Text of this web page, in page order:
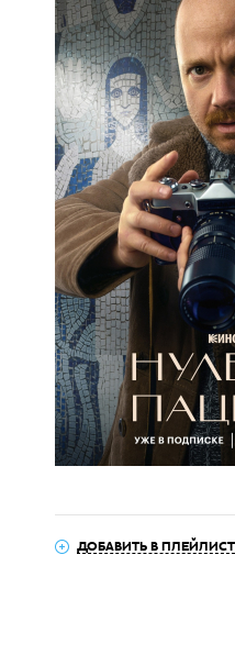
ДОБАВИТЬ В ПЛЕЙЛИСТ